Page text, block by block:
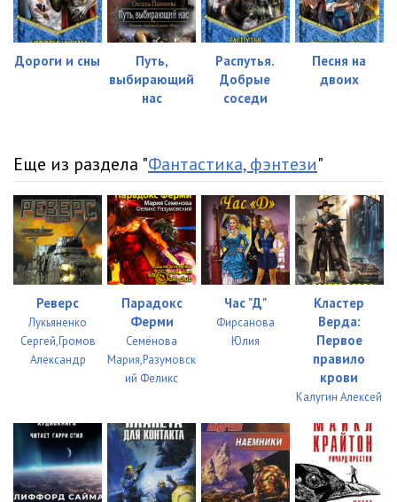
031 08:30
09:48
036 11:18
037 11:49
038 11:14
039 09:50
040 11:15
15:03
043 12:53
044 14:32
Дороги и сны
Путь,
выбирающий
нас
Распутья.
Добрые
соседи
Песня на
двоих
Еще из раздела "Фантастика, фэнтези"
Реверс
Лукьяненко
Сергей,Громов
Александр
Парадокс
Ферми
Семёнова
Мария,Разумовск
ий Феликс
Час "Д"
Фирсанова
Юлия
Кластер
Верда:
Первое
правило
крови
Калугин Алексей